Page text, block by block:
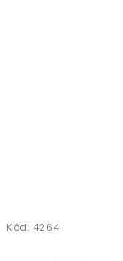
Kód: 4264